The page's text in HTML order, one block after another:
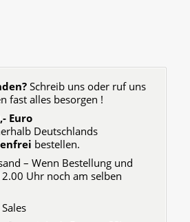
Schreib uns oder ruf uns
fast alles besorgen !
Euro
Deutschlands
bestellen.
– Wenn Bestellung und
Uhr noch am selben